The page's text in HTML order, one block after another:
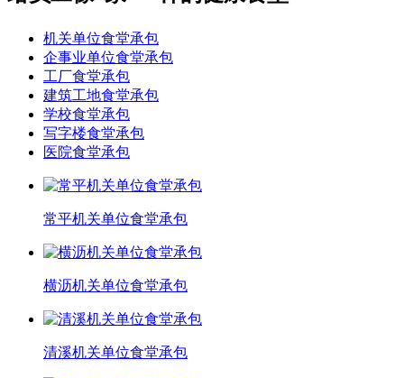
机关单位食堂承包
企事业单位食堂承包
工厂食堂承包
建筑工地食堂承包
学校食堂承包
写字楼食堂承包
医院食堂承包
常平机关单位食堂承包
横沥机关单位食堂承包
清溪机关单位食堂承包